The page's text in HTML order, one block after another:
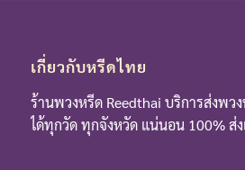
เกี่ยวกับหรีดไทย
ร้านพวงหรีด Reedthai บริการส่งพว
ได้ทุกวัด ทุกจังหวัด แน่นอน 100% ส่ง